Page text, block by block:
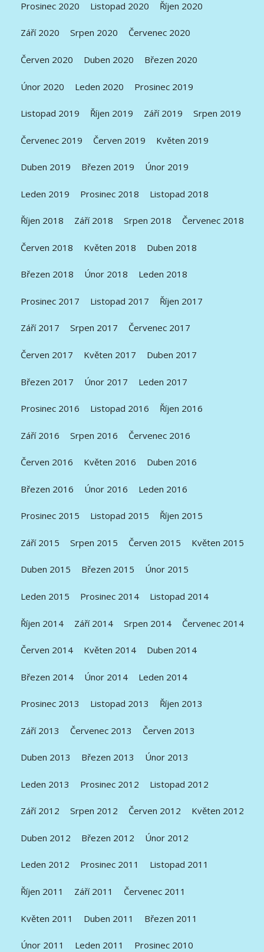
Prosinec 2020 Listopad 2020 Říjen 2020
Září 2020 Srpen 2020 Červenec 2020
Červen 2020 Duben 2020 Březen 2020
Únor 2020 Leden 2020 Prosinec 2019
Listopad 2019 Říjen 2019 Září 2019 Srpen 2019
Červenec 2019 Červen 2019 Květen 2019
Duben 2019 Březen 2019 Únor 2019
Leden 2019 Prosinec 2018 Listopad 2018
Říjen 2018 Září 2018 Srpen 2018 Červenec 2018
Červen 2018 Květen 2018 Duben 2018
Březen 2018 Únor 2018 Leden 2018
Prosinec 2017 Listopad 2017 Říjen 2017
Září 2017 Srpen 2017 Červenec 2017
Červen 2017 Květen 2017 Duben 2017
Březen 2017 Únor 2017 Leden 2017
Prosinec 2016 Listopad 2016 Říjen 2016
Září 2016 Srpen 2016 Červenec 2016
Červen 2016 Květen 2016 Duben 2016
Březen 2016 Únor 2016 Leden 2016
Prosinec 2015 Listopad 2015 Říjen 2015
Září 2015 Srpen 2015 Červen 2015 Květen 2015
Duben 2015 Březen 2015 Únor 2015
Leden 2015 Prosinec 2014 Listopad 2014
Říjen 2014 Září 2014 Srpen 2014 Červenec 2014
Červen 2014 Květen 2014 Duben 2014
Březen 2014 Únor 2014 Leden 2014
Prosinec 2013 Listopad 2013 Říjen 2013
Září 2013 Červenec 2013 Červen 2013
Duben 2013 Březen 2013 Únor 2013
Leden 2013 Prosinec 2012 Listopad 2012
Září 2012 Srpen 2012 Červen 2012 Květen 2012
Duben 2012 Březen 2012 Únor 2012
Leden 2012 Prosinec 2011 Listopad 2011
Říjen 2011 Září 2011 Červenec 2011
Květen 2011 Duben 2011 Březen 2011
Únor 2011 Leden 2011 Prosinec 2010